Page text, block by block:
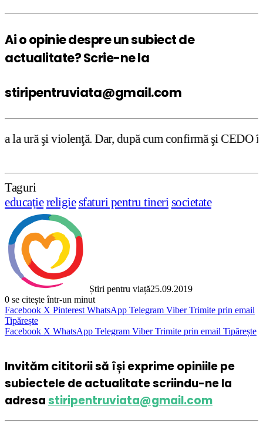
Ai o opinie despre un subiect de
actualitate? Scrie-ne la
stiripentruviata@gmail.com
Dar, după cum confirmă şi CEDO în cazul
Taguri
educaţie religie sfaturi pentru tineri societate
Știri pentru viață25.09.2019
0 se citește într-un minut
Facebook X Pinterest WhatsApp Telegram Viber Trimite prin email
Tipărește
Facebook X WhatsApp Telegram Viber Trimite prin email Tipărește
Invităm cititorii să își exprime opiniile pe
subiectele de actualitate scriindu-ne la
adresastiripentruviata@gmail.com